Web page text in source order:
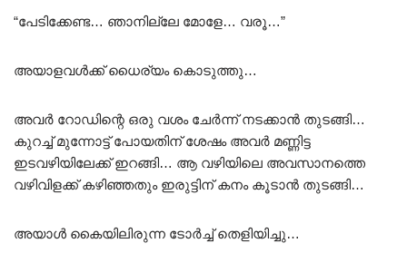
“പേടിക്കേണ്ട… ഞാനില്ലേ മോളേ… വരൂ…”
അയാളവൾക്ക് ധൈര്യം കൊടുത്തു…
അവർ റോഡിന്റെ ഒരു വശം ചേർന്ന് നടക്കാൻ തുടങ്ങി…
കുറച്ച് മുന്നോട്ട് പോയതിന് ശേഷം അവർ മണ്ണിട്ട
ഇടവഴിയിലേക്ക് ഇറങ്ങി… ആ വഴിയിലെ അവസാനത്തെ
വഴിവിളക്ക് കഴിഞ്ഞതും ഇരുട്ടിന് കനം കൂടാൻ തുടങ്ങി…
അയാൾ കൈയിലിരുന്ന ടോർച്ച് തെളിയിച്ചു…